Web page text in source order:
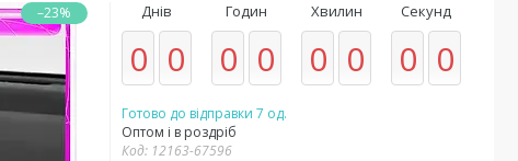
–23% Днів
0 0
Годин
0 0
Хвилин
0 0
Секунд
0 0
Готово до відправки 7 од.
Оптом і в роздріб
Код: 12163-67596